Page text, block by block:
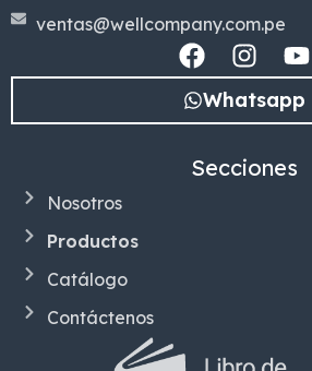
ventas@wellcompany.com.pe
Whatsapp
Secciones
Nosotros
Productos
Catálogo
Contáctenos